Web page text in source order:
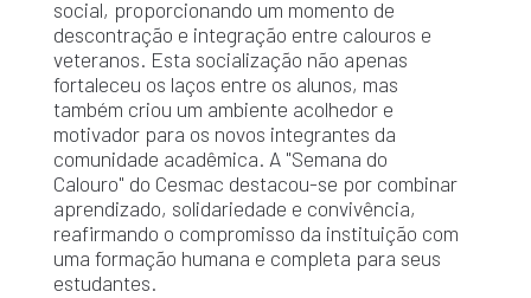
social, proporcionando um momento de
descontração e integração entre calouros e
veteranos. Esta socialização não apenas
fortaleceu os laços entre os alunos, mas
também criou um ambiente acolhedor e
motivador para os novos integrantes da
comunidade acadêmica. A "Semana do
Calouro" do Cesmac destacou-se por combinar
aprendizado, solidariedade e convivência,
reafirmando o compromisso da instituição com
uma formação humana e completa para seus
estudantes.